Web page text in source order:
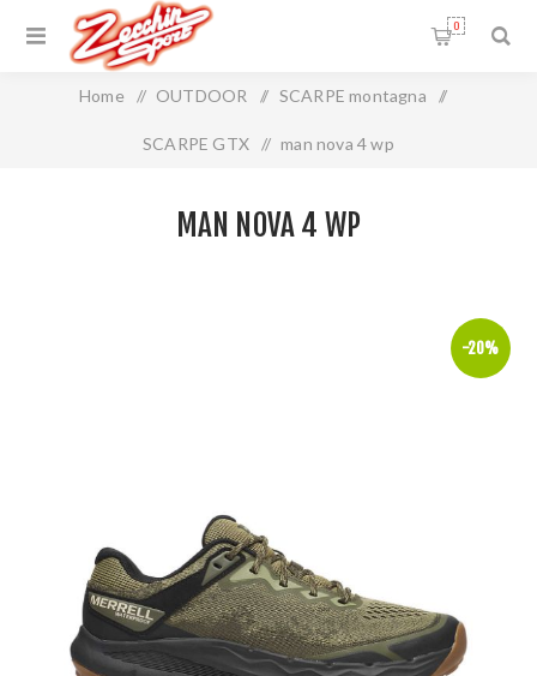
0
Home / OUTDOOR / SCARPE montagna /
SCARPE GTX / man nova 4 wp
-20%
MAN NOVA 4 WP